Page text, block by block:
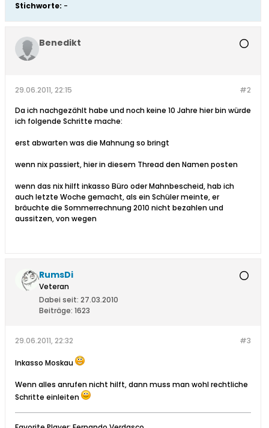
Stichworte: -
Benedikt
#2
29.06.2011, 22:15
Da ich nachgezählt habe und noch keine 10 Jahre hier bin würde
ich folgende Schritte mache:
erst abwarten was die Mahnung so bringt
wenn nix passiert, hier in diesem Thread den Namen posten
wenn das nix hilft inkasso Büro oder Mahnbescheid, hab ich
auch letzte Woche gemacht, als ein Schüler meinte, er
bräuchte die Sommerrechnung 2010 nicht bezahlen und
aussitzen, von wegen
RumsDi
Veteran
Dabei seit: 27.03.2010
Beiträge: 1623
#3
29.06.2011, 22:32
Inkasso Moskau
Wenn alles anrufen nicht hilft, dann muss man wohl rechtliche
Schritte einleiten